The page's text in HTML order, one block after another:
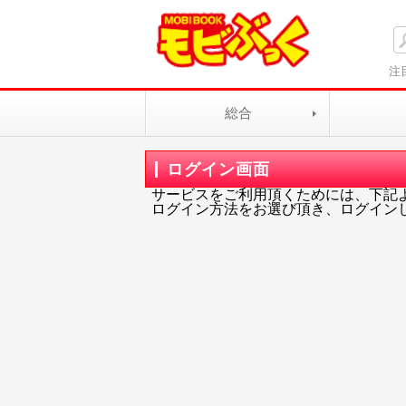
注
総合
ログイン画面
サービスをご利用頂くためには、下記
ログイン方法をお選び頂き、ログイン